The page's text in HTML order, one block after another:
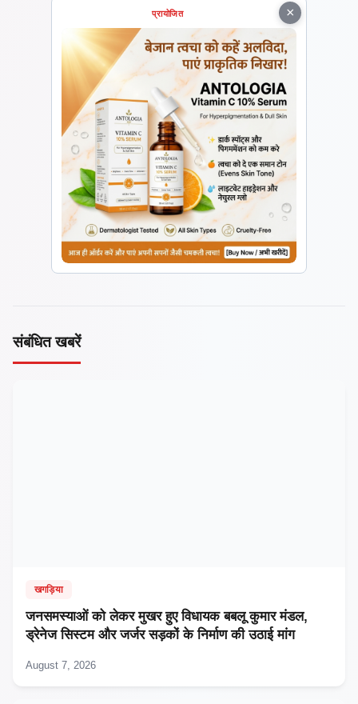
×
प्रायोजित
संबंधित खबरें
खगड़िया
जनसमस्याओं को लेकर मुखर हुए विधायक बबलू कुमार मंडल,
ड्रेनेज सिस्टम और जर्जर सड़कों के निर्माण की उठाई मांग
August 7, 2026